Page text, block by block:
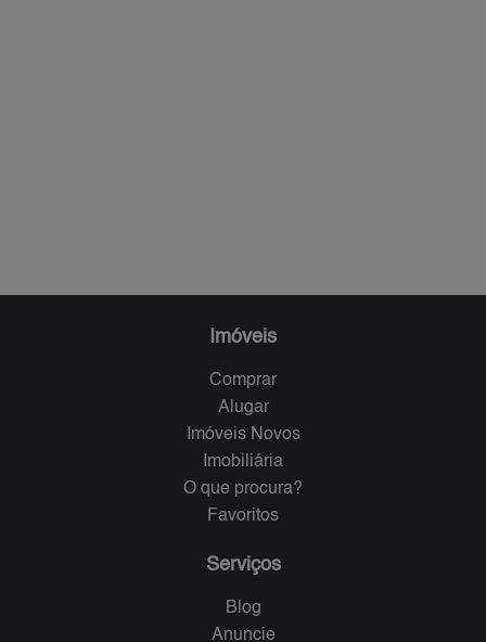
Imóveis
Comprar
Alugar
Imóveis Novos
Imobiliária
O que procura?
Favoritos
Serviços
Blog
Anuncie